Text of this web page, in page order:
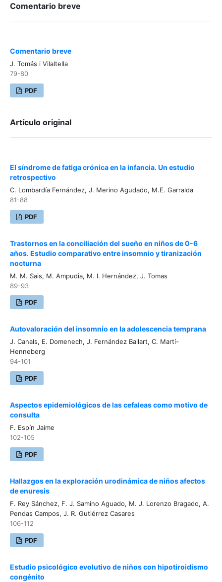
Comentario breve
Comentario breve
J. Tomás i Vilaltella
79-80
PDF
Artículo original
El síndrome de fatiga crónica en la infancia. Un estudio
retrospectivo
C. Lombardía Fernández, J. Merino Agudado, M.E. Garralda
81-88
PDF
Trastornos en la conciliación del sueño en niños de 0-6
años. Estudio comparativo entre insomnio y tiranización
nocturna
M. M. Sais, M. Ampudia, M. l. Hernández, J. Tomas
89-93
PDF
Autovaloración del insomnio en la adolescencia temprana
J. Canals, E. Domenech, J. Fernández Ballart, C. Martí-
Henneberg
94-101
PDF
Aspectos epidemiológicos de las cefaleas como motivo de
consulta
F. Espín Jaime
102-105
PDF
Hallazgos en la exploración urodinámica de niños afectos
de enuresis
F. Rey Sánchez, F. J. Samino Aguado, M. J. Lorenzo Bragado, A.
Pendas Campos, J. R. Gutiérrez Casares
106-112
PDF
Estudio psicológico evolutivo de niños con hipotiroidismo
congénito